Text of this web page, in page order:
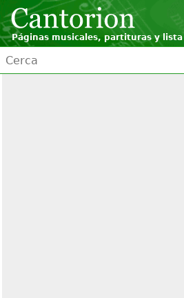
Páginas musicales, partituras y